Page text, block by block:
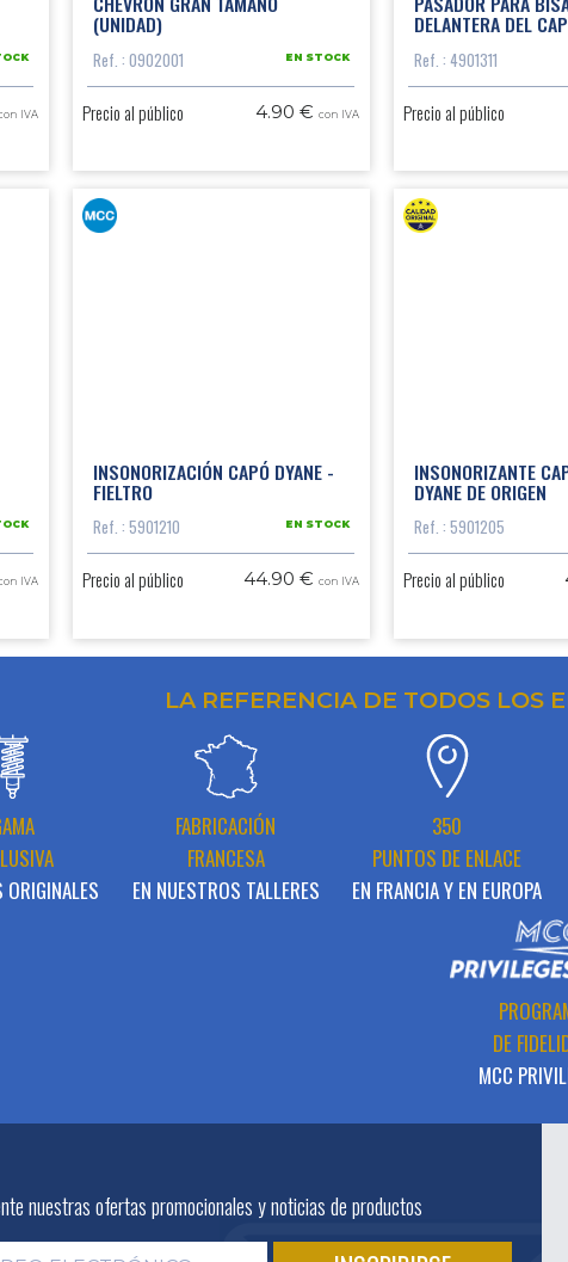
IVA
(UNIDAD)
Ref. : 0902001 EN STOCK
Precio al público 4.90 €con IVA
DELANTERA DEL
Ref. : 4901311
Precio al público
IVA
INSONORIZACIÓN CAPÓ DYANE -
FIELTRO
Ref. : 5901210 EN STOCK
Precio al público 44.90 €con IVA
INSONORIZANTE
DYANE DE ORIGEN
Ref. : 5901205
Precio al público
LA REFERENCIA DE TODOS LOS
ORIGINALES
FABRICACIÓN
FRANCESA
EN NUESTROS TALLERES
350
PUNTOS DE ENLACE
EN FRANCIA Y EN EUROPA
DE
MCC
nuestras ofertas promocionales y noticias de productos